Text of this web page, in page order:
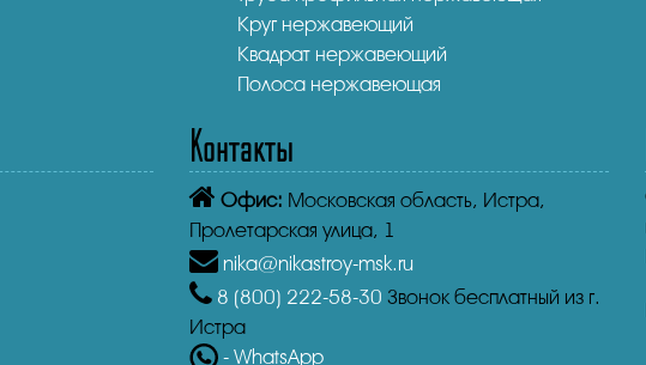
Круг нержавеющий
Квадрат нержавеющий
Полоса нержавеющая
Контакты
Офис: Московская область, Истра,
Пролетарская улица, 1
nika@nikastroy-msk.ru
8 (800) 222-58-30 Звонок бесплатный из г.
Истра
- WhatsApp